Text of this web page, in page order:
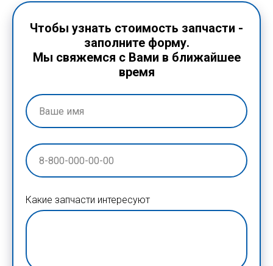
Чтобы узнать стоимость запчасти -
заполните форму.
Мы свяжемся с Вами в ближайшее
время
Какие запчасти интересуют